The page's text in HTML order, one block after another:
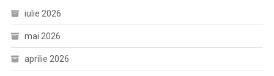
iulie 2026
mai 2026
aprilie 2026